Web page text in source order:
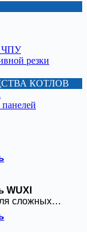
ЧПУ
резки
КОТЛОВ
сложных
вращение